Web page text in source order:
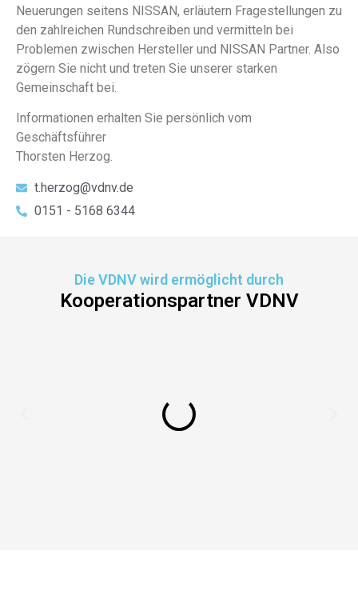
Neuerungen seitens NISSAN, erläutern Fragestellungen zu
den zahlreichen Rundschreiben und vermitteln bei
Problemen zwischen Hersteller und NISSAN Partner. Also
zögern Sie nicht und treten Sie unserer starken
Gemeinschaft bei.
Informationen erhalten Sie persönlich vom
Geschäftsführer
Thorsten Herzog.
t.herzog@vdnv.de
0151 - 5168 6344
Die VDNV wird ermöglicht durch
Kooperationspartner VDNV